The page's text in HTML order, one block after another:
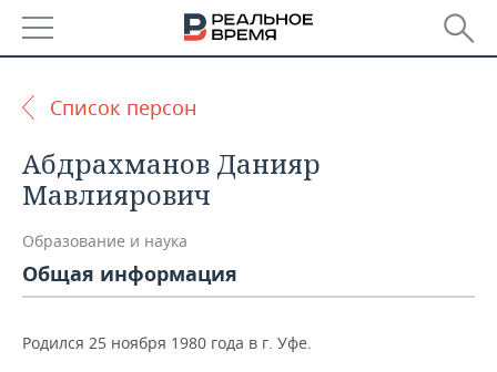
ТАТАРСТАН
УДМУРТИЯ
АНАЛИТИКА
НОВОСТИ АНАЛИТИКИ
ДЕКЛАРАЦИИ О ДОХОДАХ
КОРОЛИ ГОСЗАКАЗА ПФО
ЭКОНОМИКА
НОВОСТИ ЭКОНОМИКИ
ФИНАНСЫ
ПРОМЫШЛЕННОСТЬ
НОВОСТИ
ПРОМЫШЛЕННОСТИ
НЕДВИЖИМОСТЬ
Список персон
Абдрахманов Данияр
Мавлиярович
Образование и наука
Общая информация
Родился 25 ноября 1980 года в г. Уфе.